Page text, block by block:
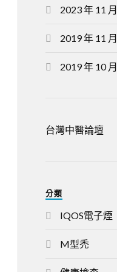
2023 年 11 月
2019 年 11 月
2019 年 10 月
台灣中醫論壇
分類
IQOS電子煙
M型禿